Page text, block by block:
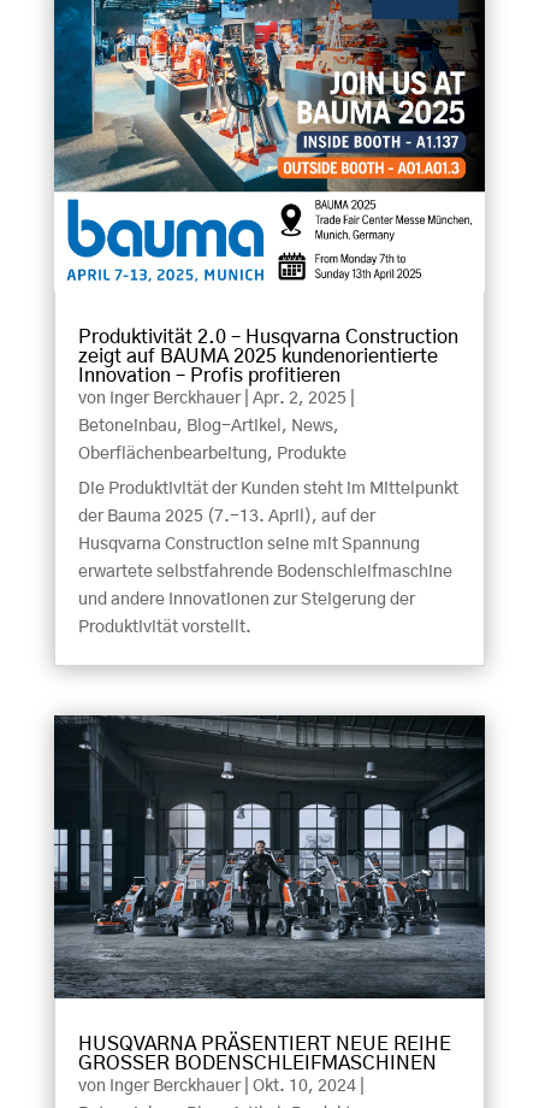
Produktivität 2.0 – Husqvarna Construction
zeigt auf BAUMA 2025 kundenorientierte
Innovation – Profis profitieren
von Inger Berckhauer| Apr. 2, 2025
Betoneinbau, Blog-Artikel , News,
Oberflächenbearbeitung, Produkte
Die Produktivität der Kunden steht im Mittelpunkt
der Bauma 2025 (7.-13. April), auf der
Husqvarna Construction seine mit Spannung
erwartete selbstfahrende Bodenschleifmaschine
und andere Innovationen zur Steigerung der
Produktivität vorstellt.
HUSQVARNA PRÄSENTIERT NEUE REIHE
GROSSER BODENSCHLEIFMASCHINEN
von Inger Berckhauer| Okt. 10, 2024|